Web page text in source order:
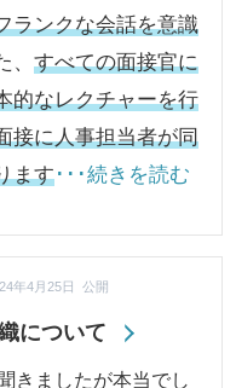
ランクな会話を意識
、すべての面接官に
的なレクチャーを行
接に人事担当者が同
ます･･･続きを読む
について
年4月25日 公開
きましたが本当でし